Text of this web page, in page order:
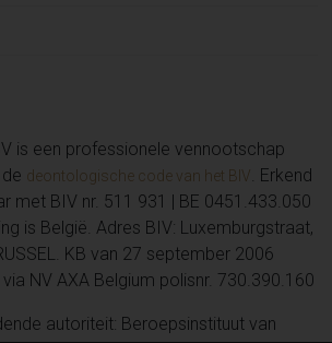
is een professionele vennootschap
deontologische code van het BIV. Erkend
met BIV nr. 511 931 | BE 0451.433.050
is België. Adres BIV: Luxemburgstraat,
KB van 27 september 2006
NV AXA Belgium polisnr. 730.390.160
autoriteit: Beroepsinstituut van